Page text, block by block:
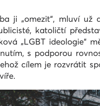
ji „omezit“, mluví
katoličtí
„LGBT ideologie“
s podporou
cílem je rozvrátit